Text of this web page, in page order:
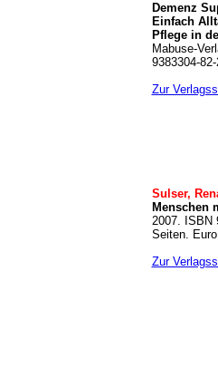
Demenz
Einfach
Pflege in
Mabuse-
9383304-
Zur
Sulser,
Menschen
2007. ISBN
Seiten.
Zur